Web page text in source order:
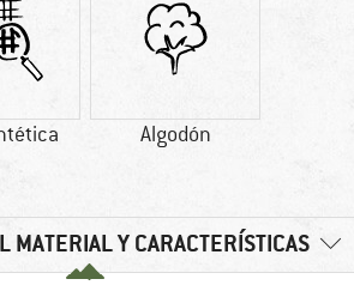
Algodón
MATERIAL Y CARACTERÍSTICAS